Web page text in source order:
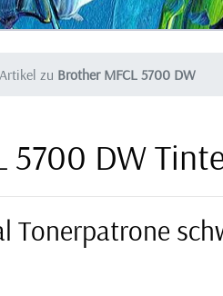
Artikel zu Brother MFCL 5700 DW
5700 DW
Tonerpatrone